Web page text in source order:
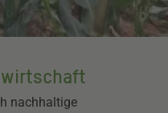
nachhaltige